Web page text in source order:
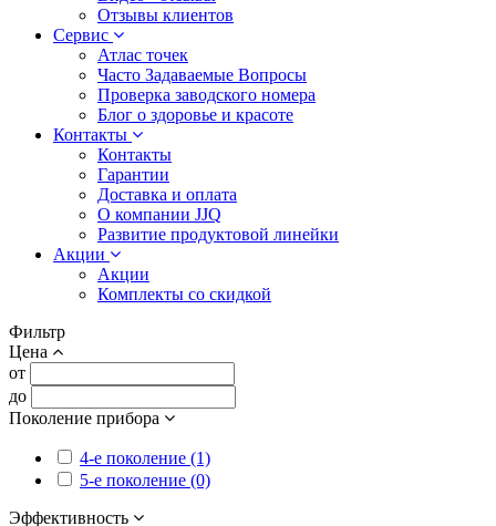
Отзывы клиентов
Сервис
Атлас точек
Часто Задаваемые Вопросы
Проверка заводского номера
Блог о здоровье и красоте
Контакты
Контакты
Гарантии
Доставка и оплата
О компании JJQ
Развитие продуктовой линейки
Акции
Акции
Комплекты со скидкой
Фильтр
Цена
от
до
Поколение прибора
4-е поколение (1)
5-е поколение (0)
Эффективность